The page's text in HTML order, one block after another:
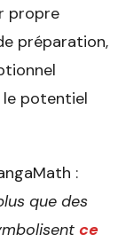
propre
préparation,
le potentiel
:
que des
ce